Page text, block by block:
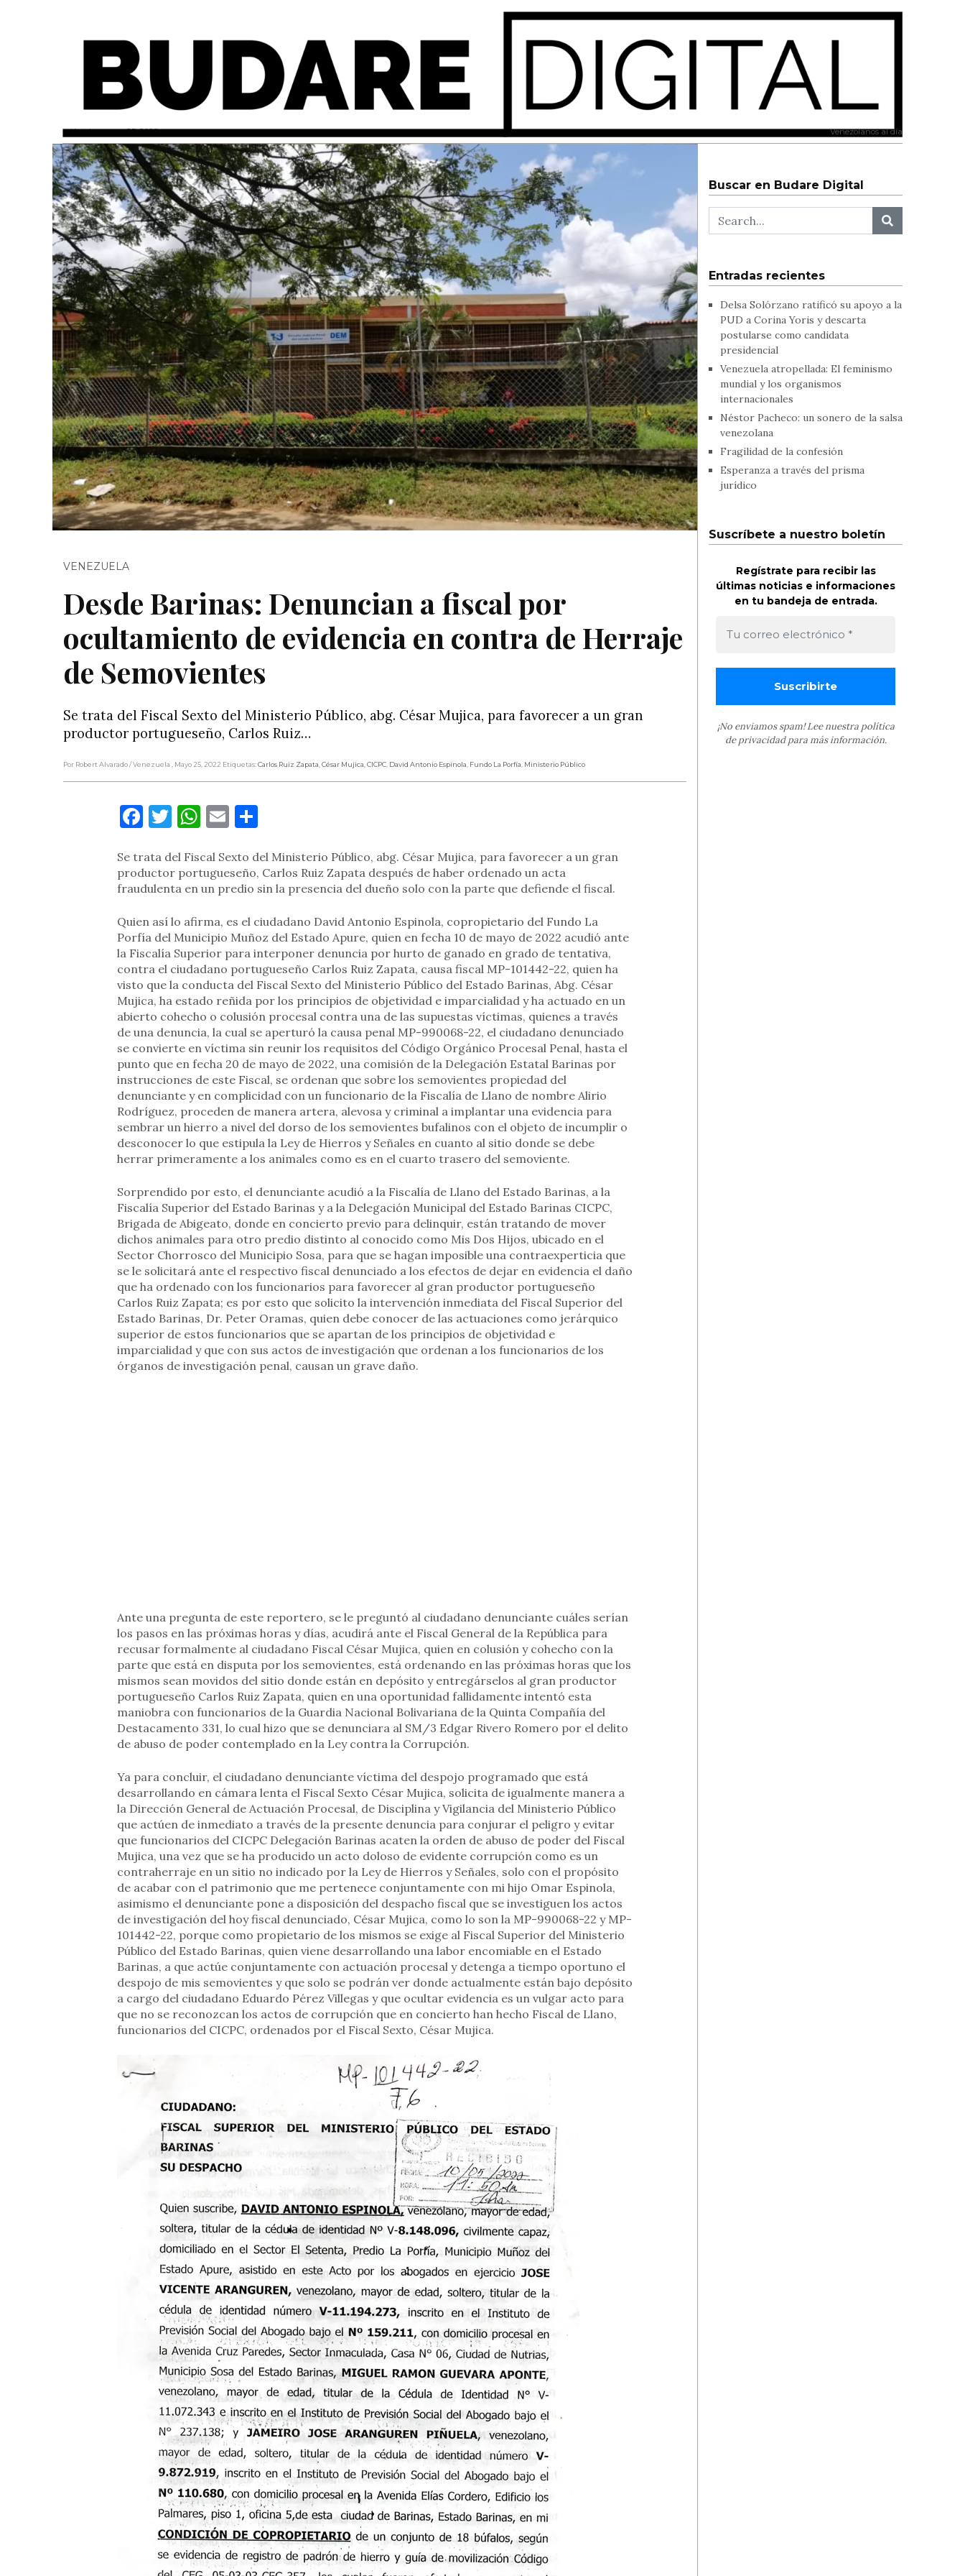
miércoles, mayo 25, 2022 Venezolanos al día
VENEZUELA
Desde Barinas: Denuncian a fiscal por
ocultamiento de evidencia en contra de Herraje
de Semovientes
Se trata del Fiscal Sexto del Ministerio Público, abg. César Mujica, para favorecer a un gran
productor portugueseño, Carlos Ruiz…
Por Robert Alvarado/ Venezuela , Mayo 25, 2022 Etiquetas:Carlos Ruiz Zapata,César Mujica,CICPC, David Antonio Espinola, Fundo La Porfía, Ministerio Público
Facebook
Twitter
WhatsApp
EmailCompartir
Se trata del Fiscal Sexto del Ministerio Público, abg. César Mujica, para favorecer a un gran
productor portugueseño, Carlos Ruiz Zapata después de haber ordenado un acta
fraudulenta en un predio sin la presencia del dueño solo con la parte que defiende el fiscal.
Quien así lo afirma, es el ciudadano David Antonio Espinola, copropietario del Fundo La
Porfía del Municipio Muñoz del Estado Apure, quien en fecha 10 de mayo de 2022 acudió ante
la Fiscalía Superior para interponer denuncia por hurto de ganado en grado de tentativa,
contra el ciudadano portugueseño Carlos Ruiz Zapata, causa fiscal MP-101442-22, quien ha
visto que la conducta del Fiscal Sexto del Ministerio Público del Estado Barinas, Abg. César
Mujica, ha estado reñida por los principios de objetividad e imparcialidad y ha actuado en un
abierto cohecho o colusión procesal contra una de las supuestas víctimas, quienes a través
de una denuncia, la cual se aperturó la causa penal MP-990068-22, el ciudadano denunciado
se convierte en víctima sin reunir los requisitos del Código Orgánico Procesal Penal, hasta el
punto que en fecha 20 de mayo de 2022, una comisión de la Delegación Estatal Barinas por
instrucciones de este Fiscal, se ordenan que sobre los semovientes propiedad del
denunciante y en complicidad con un funcionario de la Fiscalía de Llano de nombre Alirio
Rodríguez, proceden de manera artera, alevosa y criminal a implantar una evidencia para
sembrar un hierro a nivel del dorso de los semovientes bufalinos con el objeto de incumplir o
desconocer lo que estipula la Ley de Hierros y Señales en cuanto al sitio donde se debe
herrar primeramente a los animales como es en el cuarto trasero del semoviente.
Sorprendido por esto, el denunciante acudió a la Fiscalía de Llano del Estado Barinas, a la
Fiscalía Superior del Estado Barinas y a la Delegación Municipal del Estado Barinas CICPC,
Brigada de Abigeato, donde en concierto previo para delinquir, están tratando de mover
dichos animales para otro predio distinto al conocido como Mis Dos Hijos, ubicado en el
Sector Chorrosco del Municipio Sosa, para que se hagan imposible una contraexperticia que
se le solicitará ante el respectivo fiscal denunciado a los efectos de dejar en evidencia el daño
que ha ordenado con los funcionarios para favorecer al gran productor portugueseño
Carlos Ruiz Zapata; es por esto que solicito la intervención inmediata del Fiscal Superior del
Estado Barinas, Dr. Peter Oramas, quien debe conocer de las actuaciones como jerárquico
superior de estos funcionarios que se apartan de los principios de objetividad e
imparcialidad y que con sus actos de investigación que ordenan a los funcionarios de los
órganos de investigación penal, causan un grave daño.
Ante una pregunta de este reportero, se le preguntó al ciudadano denunciante cuáles serían
los pasos en las próximas horas y días, acudirá ante el Fiscal General de la República para
recusar formalmente al ciudadano Fiscal César Mujica, quien en colusión y cohecho con la
parte que está en disputa por los semovientes, está ordenando en las próximas horas que los
mismos sean movidos del sitio donde están en depósito y entregárselos al gran productor
portugueseño Carlos Ruiz Zapata, quien en una oportunidad fallidamente intentó esta
maniobra con funcionarios de la Guardia Nacional Bolivariana de la Quinta Compañía del
Destacamento 331, lo cual hizo que se denunciara al SM/3 Edgar Rivero Romero por el delito
de abuso de poder contemplado en la Ley contra la Corrupción.
Ya para concluir, el ciudadano denunciante víctima del despojo programado que está
desarrollando en cámara lenta el Fiscal Sexto César Mujica, solicita de igualmente manera a
la Dirección General de Actuación Procesal, de Disciplina y Vigilancia del Ministerio Público
que actúen de inmediato a través de la presente denuncia para conjurar el peligro y evitar
que funcionarios del CICPC Delegación Barinas acaten la orden de abuso de poder del Fiscal
Mujica, una vez que se ha producido un acto doloso de evidente corrupción como es un
contraherraje en un sitio no indicado por la Ley de Hierros y Señales, solo con el propósito
de acabar con el patrimonio que me pertenece conjuntamente con mi hijo Omar Espinola,
asimismo el denunciante pone a disposición del despacho fiscal que se investiguen los actos
de investigación del hoy fiscal denunciado, César Mujica, como lo son la MP-990068-22 y MP-
101442-22, porque como propietario de los mismos se exige al Fiscal Superior del Ministerio
Público del Estado Barinas, quien viene desarrollando una labor encomiable en el Estado
Barinas, a que actúe conjuntamente con actuación procesal y detenga a tiempo oportuno el
despojo de mis semovientes y que solo se podrán ver donde actualmente están bajo depósito
a cargo del ciudadano Eduardo Pérez Villegas y que ocultar evidencia es un vulgar acto para
que no se reconozcan los actos de corrupción que en concierto han hecho Fiscal de Llano,
funcionarios del CICPC, ordenados por el Fiscal Sexto, César Mujica.
Buscar en Budare Digital
Entradas recientes
Delsa Solórzano ratificó su apoyo a la
PUD a Corina Yoris y descarta
postularse como candidata
presidencial
Venezuela atropellada: El feminismo
mundial y los organismos
internacionales
Néstor Pacheco: un sonero de la salsa
venezolana
Fragilidad de la confesión
Esperanza a través del prisma
jurídico
Suscríbete a nuestro boletín
Regístrate para recibir las
últimas noticias e informaciones
en tu bandeja de entrada.
¡No enviamos spam! Lee nuestra política
de privacidadpara más información.